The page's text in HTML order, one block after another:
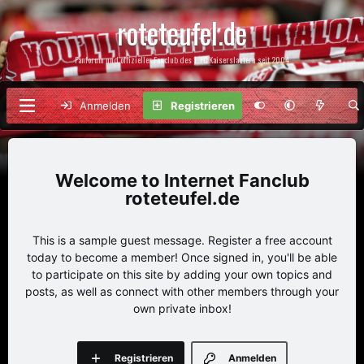
roteteufel.de
Fanforum und offizieller Fanclub des 1. FC Kaiserslautern seit 2004
Anmelden Registrieren
Internet Fanclub
roteteufel.de
This is a sample guest message. Register a free account
today to become a member! Once signed in, you'll be able
to participate on this site by adding your own topics and
posts, as well as connect with other members through your
own private inbox!
Anmelden
Registrieren